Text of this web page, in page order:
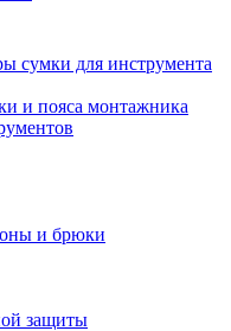
сумки для инструмента
и пояса монтажника
и брюки
защиты